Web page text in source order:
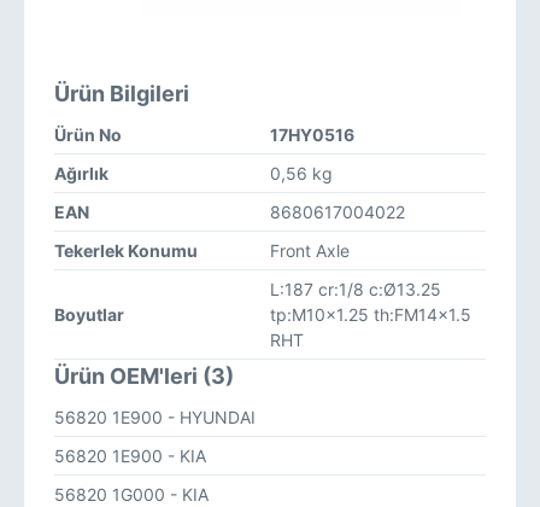
Ürün Bilgileri
Ürün No
17HY0516
Ağırlık
0,56 kg
EAN
8680617004022
Tekerlek Konumu
Front Axle
Boyutlar
L:187 cr:1/8 c:Ø13.25
tp:M10x1.25 th:FM14x1.5
RHT
Ürün OEM'leri (3)
56820 1E900 - HYUNDAI
56820 1E900 - KIA
56820 1G000 - KIA